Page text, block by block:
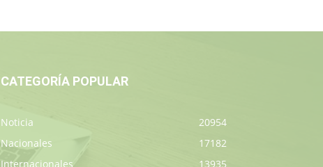
CATEGORÍA POPULAR
Noticia
20954
Nacionales
17182
Internacionales
13935